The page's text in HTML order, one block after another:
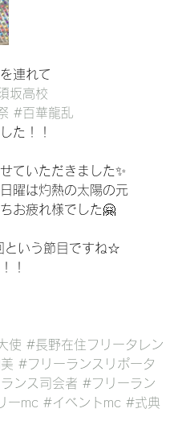
連れて
坂高校
#百華龍乱
た！！
ていただきました✨
曜は灼熱の太陽の元
お疲れ様でした🤗
という節目ですね☆
！
使 #長野在住フリータレン
#フリーランスリポータ
ンス司会者 #フリーラン
ーmc #イベントmc #式典